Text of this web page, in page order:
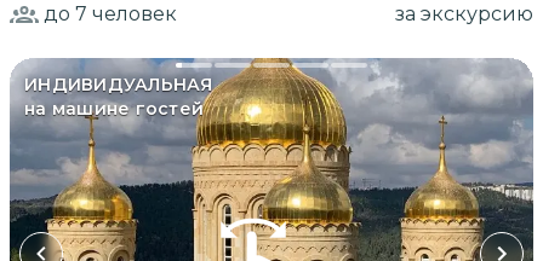
до 7 человек за экскурсию
ИНДИВИДУАЛЬНАЯ
на машине гостей